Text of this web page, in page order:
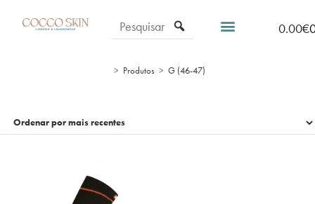
0.00€
> Produtos > G (46-47)